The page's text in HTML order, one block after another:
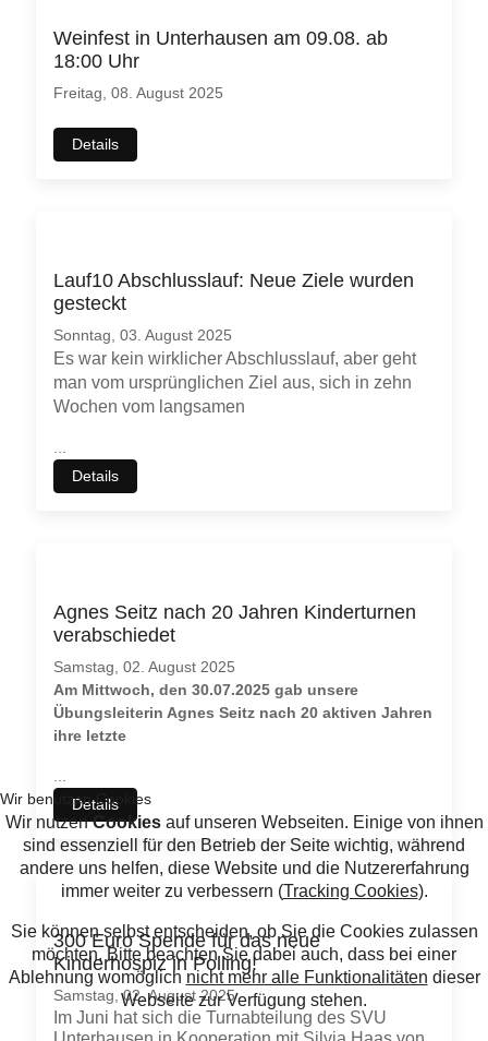
Weinfest in Unterhausen am 09.08. ab
18:00 Uhr
Freitag, 08. August 2025
Details
Lauf10 Abschlusslauf: Neue Ziele wurden
gesteckt
Sonntag, 03. August 2025
Es war kein wirklicher Abschlusslauf, aber geht
man vom ursprünglichen Ziel aus, sich in zehn
Wochen vom langsamen
Details
Agnes Seitz nach 20 Jahren Kinderturnen
verabschiedet
Samstag, 02. August 2025
Am Mittwoch, den 30.07.2025 gab unsere
Übungsleiterin Agnes Seitz nach 20 aktiven Jahren
ihre letzte
Details
300 Euro Spende für das neue
Kinderhospiz in Polling!
Samstag, 02. August 2025
Im Juni hat sich die Turnabteilung des SVU